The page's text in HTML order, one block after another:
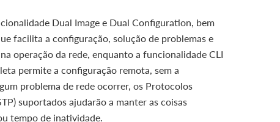
Dual Image e Dual Configuration, bem
facilita a configuração, solução de problemas e
operação da rede, enquanto a funcionalidade CLI
permite a configuração remota, sem a
problema de rede ocorrer, os Protocolos
suportados ajudarão a manter as coisas
tempo de inatividade.